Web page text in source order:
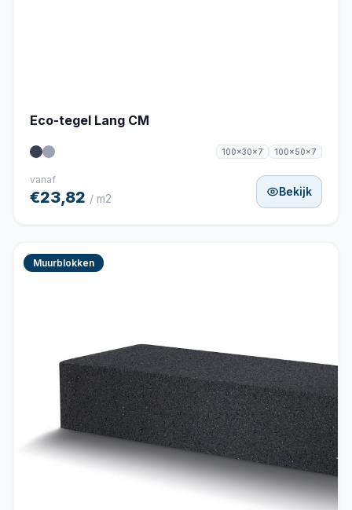
Eco-tegel Lang CM
100x30x7 100x50x7
vanaf
€23,82 / m2
Bekijk
Muurblokken